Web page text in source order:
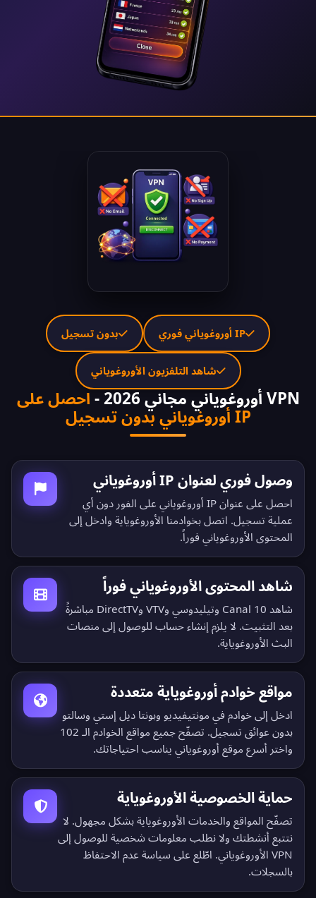
VPN أوروغوياني مجاني 2026 -
احصل على
IP أوروغوياني بدون تسجيل
وصول فوري لعنوان IP أوروغوياني
احصل على عنوان IP أوروغوياني على الفور دون أي
عملية تسجيل. اتصل بخوادمنا الأوروغوياية وادخل إلى
المحتوى الأوروغوياني فوراً.
شاهد المحتوى الأوروغوياني فوراً
شاهد Canal 10 وتيليدوسي وVTV وDirectTV مباشرةً
بعد التثبيت. لا يلزم إنشاء حساب للوصول إلى منصات
البث الأوروغوياية.
مواقع خوادم أوروغوياية متعددة
ادخل إلى خوادم في مونتيفيديو وبونتا ديل إستي وسالتو
بدون عوائق تسجيل. تصفّح جميع مواقع الخوادم الـ 102
واختر أسرع موقع أوروغوياني يناسب احتياجاتك.
حماية الخصوصية الأوروغوياية
تصفّح المواقع والخدمات الأوروغوياية بشكل مجهول. لا
نتتبع أنشطتك ولا نطلب معلومات شخصية للوصول إلى
VPN الأوروغوياني. اطّلع على
سياسة عدم الاحتفاظ
بالسجلات.
IP أوروغوياني فوري بدون تسجيل
شاهد التلفزيون الأوروغوياني